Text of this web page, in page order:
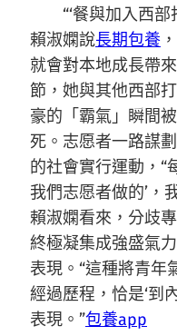
“‘餐與加入西
賴淑嫻說長期包養
就會對本地成長帶
節，她與其他西部
豪的「霸氣」瞬間
死。志愿者一路謀
的社會實行運動，“
我們志愿者做的’，
賴淑嫻看來，分歧
終極凝集成強盛氣
表現。“這種將青年
經過歷程，恰是‘到
表現。”包養app